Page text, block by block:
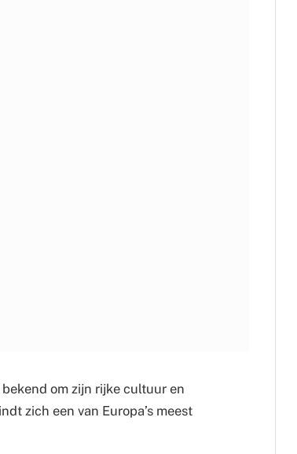
om zijn rijke cultuur en
zich een van Europa’s meest